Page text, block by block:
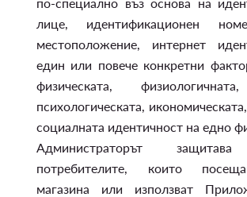
лице, идентификационен
местоположение, интернет
един или повече конкретни
физическата,
психологическата,
социалната идентичност на едно
Администраторът
потребителите, които
магазина или използват